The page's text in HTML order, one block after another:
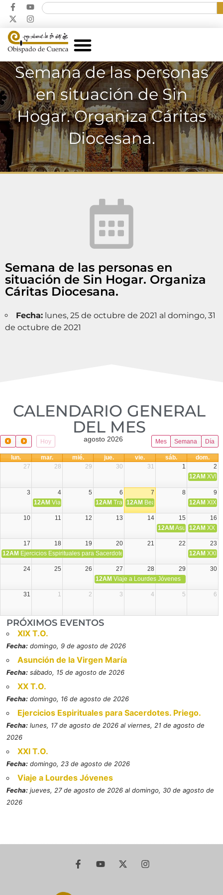
Semana de las personas
en situación de Sin
Hogar. Organiza Cáritas
Diocesana.
Semana de las personas en
situación de Sin Hogar. Organiza
Cáritas Diocesana.
Fecha: lunes, 25 de octubre de 2021 al domingo, 31
de octubre de 2021
CALENDARIO GENERAL
DEL MES​
Hoy Mes Semana Día
agosto 2026
lun. mar. mié. jue. vie. sáb.
dom.
27
28 29 30 31 1
2
12AM XVIII
3 4 5 6 7 8
9
12AM Viaje Diocesano a Japón.
12AM Transfiguración del Señor
12AM Beatos Cruz Laplana,
12AM XIX
10 11 12 13 14 15
16
12AM Asunción de la
12AM XX
17 18 19 20 21 22
23
12AM Ejercicios Espirituales para Sacerdotes. Priego. 12AM XXI
24 25 26 27 28 29
30
12AM Viaje a Lourdes Jóvenes
31 1 2 3 4 5 6
PRÓXIMOS EVENTOS
XIX T.O.
Fecha: domingo, 9 de agosto de 2026
Asunción de la Virgen María
Fecha: sábado, 15 de agosto de 2026
XX T.O.
Fecha: domingo, 16 de agosto de 2026
Ejercicios Espirituales para Sacerdotes. Priego.
Fecha: lunes, 17 de agosto de 2026 al viernes, 21 de agosto de
2026
XXI T.O.
Fecha: domingo, 23 de agosto de 2026
Viaje a Lourdes Jóvenes
Fecha: jueves, 27 de agosto de 2026 al domingo, 30 de agosto de
2026